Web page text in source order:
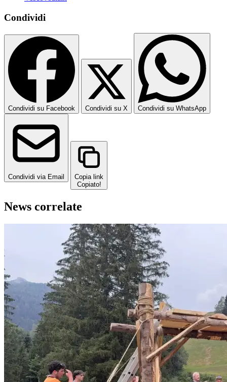
Condividi
Condividi su Facebook Condividi su X Condividi su WhatsApp
Condividi via Email
Copia link
Copiato!
News correlate